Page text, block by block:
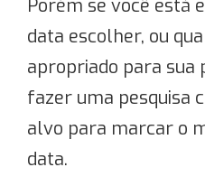
Porém se você está
data escolher, ou
apropriado para sua
fazer uma pesquisa
alvo para marcar o
data.